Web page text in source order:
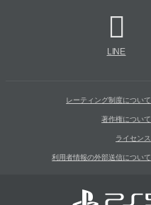
LINE
レーティング制度について
著作権について
ライセンス
利用者情報の外部送信について